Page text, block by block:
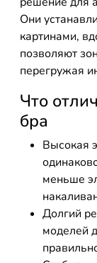
Они
картинами,
позволяют
перегружая
Что
бра
Высокая
меньше
Долгий
моделей